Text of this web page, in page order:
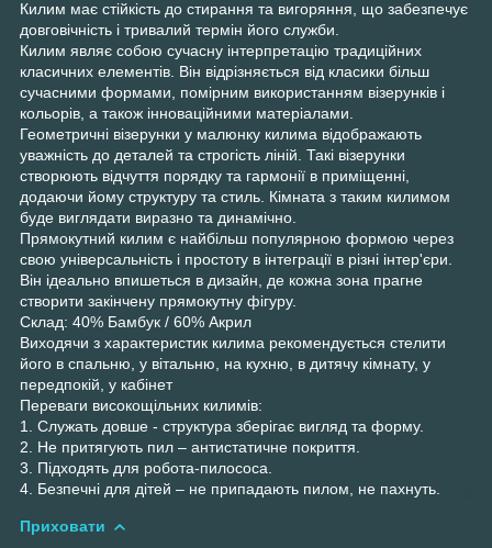
Килим має стійкість до стирання та вигоряння, що забезпечує
довговічність і тривалий термін його служби.
Килим являє собою сучасну інтерпретацію традиційних
класичних елементів. Він відрізняється від класики більш
сучасними формами, помірним використанням візерунків і
кольорів, а також інноваційними матеріалами.
Геометричні візерунки у малюнку килима відображають
уважність до деталей та строгість ліній. Такі візерунки
створюють відчуття порядку та гармонії в приміщенні,
додаючи йому структуру та стиль. Кімната з таким килимом
буде виглядати виразно та динамічно.
Прямокутний килим є найбільш популярною формою через
свою універсальність і простоту в інтеграції в різні інтер'єри.
Він ідеально впишеться в дизайн, де кожна зона прагне
створити закінчену прямокутну фігуру.
Склад: 40% Бамбук / 60% Акрил
Виходячи з характеристик килима рекомендується стелити
його в спальню, у вітальню, на кухню, в дитячу кімнату, у
передпокій, у кабінет
Переваги високощільних килимів:
1. Служать довше - структура зберігає вигляд та форму.
2. Не притягують пил – антистатичне покриття.
3. Підходять для робота-пилососа.
4. Безпечні для дітей – не припадають пилом, не пахнуть.
Приховати